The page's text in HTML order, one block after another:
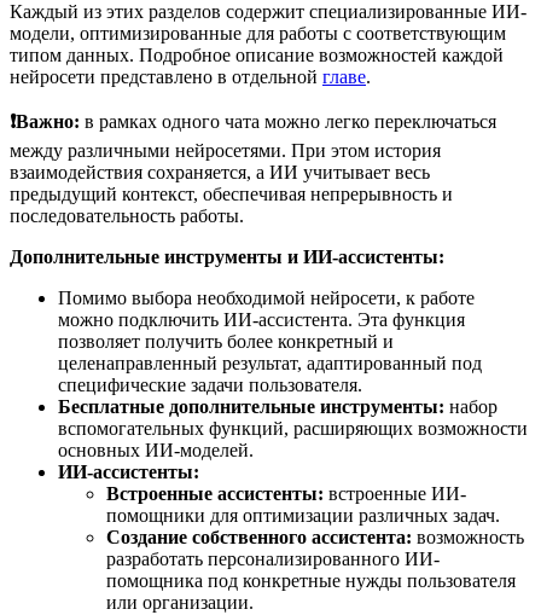
Каждый из этих разделов содержит специализированные ИИ-
модели, оптимизированные для работы с соответствующим
типом данных. Подробное описание возможностей каждой
нейросети представлено в отдельной главе.
❗️Важно: в рамках одного чата можно легко переключаться
между различными нейросетями. При этом история
взаимодействия сохраняется, а ИИ учитывает весь
предыдущий контекст, обеспечивая непрерывность и
последовательность работы.
Дополнительные инструменты и ИИ-ассистенты:
Помимо выбора необходимой нейросети, к работе
можно подключить ИИ-ассистента. Эта функция
позволяет получить более конкретный и
целенаправленный результат, адаптированный под
специфические задачи пользователя.
Бесплатные дополнительные инструменты: набор
вспомогательных функций, расширяющих возможности
основных ИИ-моделей.
ИИ-ассистенты:
Встроенные ассистенты: встроенные ИИ-
помощники для оптимизации различных задач.
Создание собственного ассистента: возможность
разработать персонализированного ИИ-
помощника под конкретные нужды пользователя
или организации.